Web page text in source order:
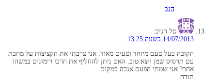
הגב
טל הגיב:
14/07/2013 בשעה 13:25
הקובה בעל טעם מיוחד וטעים מאוד. אני צרבתי את הקציצות על מחבת
עם תרסיס שמן ויצא טוב. האם ניתן להחליף את הרכז רימונים במשהו
אחר? אני שמתי הפעם אגבה במקום.
תודה